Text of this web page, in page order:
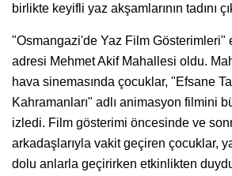
birlikte keyifli yaz akşamlarının tadını
"Osmangazi'de Yaz Film Gösterimleri"
adresi Mehmet Akif Mahallesi oldu.
hava sinemasında çocuklar, "Efsane
Kahramanları" adlı animasyon filmini
izledi. Film gösterimi öncesinde ve
arkadaşlarıyla vakit geçiren çocuklar,
dolu anlarla geçirirken etkinlikten